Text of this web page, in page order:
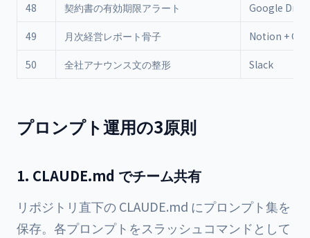
48 契約書の有効期限アラート Google Drive
49 月次経営レポート骨子 Notion + GA4
50 全社アナウンス文の整形 Slack
プロンプト運用の3原則
1. CLAUDE.md でチーム共有
リポジトリ直下の CLAUDE.md にプロンプト集を
保存。各プロンプトをスラッシュコマンドとして